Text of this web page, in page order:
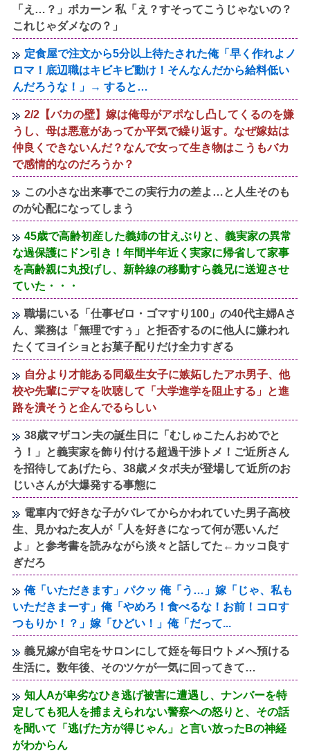
「え…？」ポカーン 私「え？すそってこうじゃないの？
これじゃダメなの？」
定食屋で注文から5分以上待たされた俺「早く作れよノ
ロマ！底辺職はキビキビ動け！そんなんだから給料低い
んだろうな！」→ すると…
2/2【バカの壁】嫁は俺母がアポなし凸してくるのを嫌
うし、母は悪意があってか平気で繰り返す。なぜ嫁姑は
仲良くできないんだ？なんで女って生き物はこうもバカ
で感情的なのだろうか？
この小さな出来事でこの実行力の差よ…と人生そのも
のが心配になってしまう
45歳で高齢初産した義姉の甘えぶりと、義実家の異常
な過保護にドン引き！年間半年近く実家に帰省して家事
を高齢親に丸投げし、新幹線の移動すら義兄に送迎させ
ていた・・・
職場にいる「仕事ゼロ・ゴマすり100」の40代主婦Aさ
ん、業務は「無理ですぅ」と拒否するのに他人に嫌われ
たくてヨイショとお菓子配りだけ全力すぎる
自分より才能ある同級生女子に嫉妬したアホ男子、他
校や先輩にデマを吹聴して「大学進学を阻止する」と進
路を潰そうと企んでるらしい
38歳マザコン夫の誕生日に「むしゅこたんおめでと
う！」と義実家を飾り付ける超過干渉トメ！ご近所さん
を招待してあげたら、38歳メタボ夫が登場して近所のお
じいさんが大爆発する事態に
電車内で好きな子がバレてからかわれていた男子高校
生、見かねた友人が「人を好きになって何が悪いんだ
よ」と参考書を読みながら淡々と話してた←カッコ良す
ぎだろ
俺「いただきます」パクッ 俺「う…」嫁「じゃ、私も
いただきまーす」俺「やめろ！食べるな！お前！コロす
つもりか！？」嫁「ひどい！」俺「だって...
義兄嫁が自宅をサロンにして姪を毎日ウトメへ預ける
生活に。数年後、そのツケが一気に回ってきて…
知人Aが卑劣なひき逃げ被害に遭遇し、ナンバーを特
定しても犯人を捕まえられない警察への怒りと、その話
を聞いて「逃げた方が得じゃん」と言い放ったBの神経
がわからん